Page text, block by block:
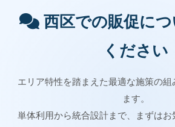
西区での販促に
ください
エリア特性を踏まえた最適な施策の組
ます。
単体利用から統合設計まで、まずはお